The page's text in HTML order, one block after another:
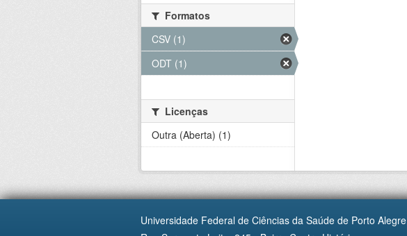
Formatos
CSV (1)
ODT (1)
Licenças
Outra (Aberta) (1)
Universidade Federal de Ciências da Saúde de Porto Alegre